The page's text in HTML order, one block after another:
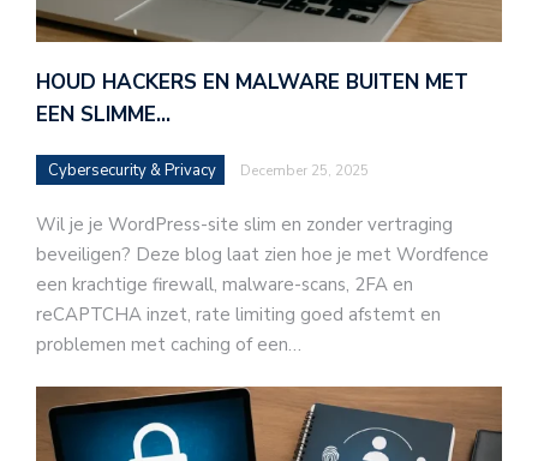
HOUD HACKERS EN MALWARE BUITEN MET
EEN SLIMME…
Cybersecurity & Privacy December 25, 2025
Wil je je WordPress-site slim en zonder vertraging
beveiligen? Deze blog laat zien hoe je met Wordfence
een krachtige firewall, malware-scans, 2FA en
reCAPTCHA inzet, rate limiting goed afstemt en
problemen met caching of een…